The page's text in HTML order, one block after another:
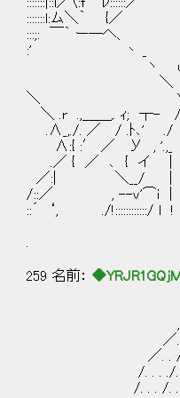
:::::::l:ム＼｀ {
:::;: ￣｀ ー─へ
:' 丶
ヽ u. __
＼
＼ Y r‐- ､_
＼ .r .,＿＿,. ｨ;
.∧_,./. ／ / .
∧:{ :′ ／ У ,
.／ { ／ ､ { イ
／:| ＼__/ | i
/::／ , --
::´ ‘, ./
259 名前：
, . . '. .´. . .
／. . . . . . . . .
／. . / . . . . . . .
/. . . ./. . . . ／. .
/. . . /. . . ／ . . .